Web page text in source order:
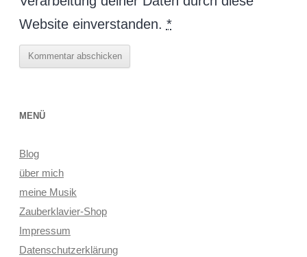
Website einverstanden. *
MENÜ
Blog
über mich
meine Musik
Zauberklavier-Shop
Impressum
Datenschutzerklärung